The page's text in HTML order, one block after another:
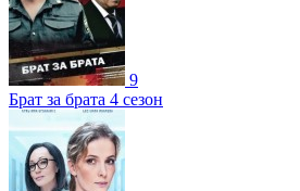
9
Брат за брата 4 сезон